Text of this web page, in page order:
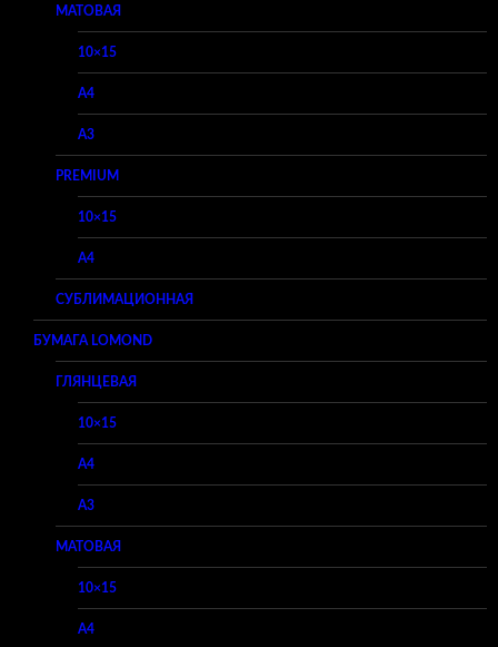
МАТОВАЯ
10×15
A4
A3
PREMIUM
10×15
A4
СУБЛИМАЦИОННАЯ
БУМАГА LOMOND
ГЛЯНЦЕВАЯ
10×15
A4
A3
МАТОВАЯ
10×15
A4